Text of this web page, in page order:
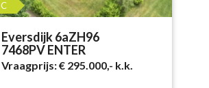
C
Eversdijk 6aZH96
7468PV ENTER
Vraagprijs:€ 295.000,- k.k.